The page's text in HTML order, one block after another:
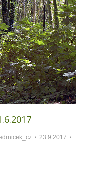
23.9.2017